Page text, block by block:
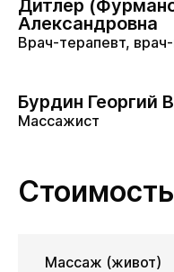
Дитлер
Александровна
Врач-терапевт,
Бурдин Георгий
Массажист
Массаж (живот)